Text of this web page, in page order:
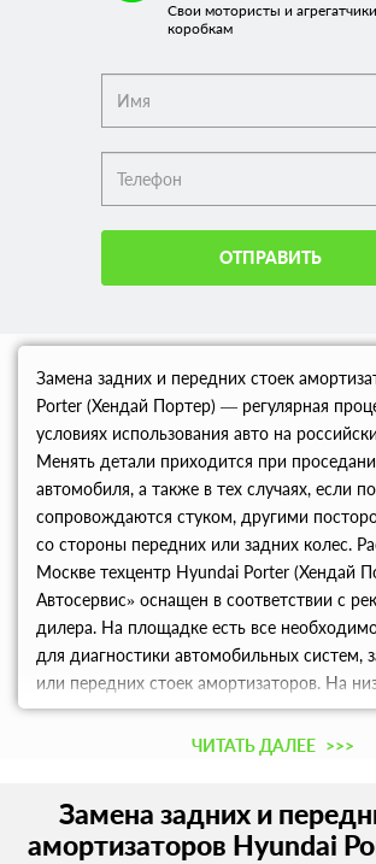
Свои мотористы и
коробкам
ОТПРАВИТЬ
Замена задних и передних стоек
Porter (Хендай Портер) — регулярная
условиях использования авто на
Менять детали приходится при
автомобиля, а также в тех случаях, если
сопровождаются стуком, другими
со стороны передних или задних колес.
Москве техцентр Hyundai Porter (Хендай
Автосервис» оснащен в соответствии с
дилера. На площадке есть все
для диагностики автомобильных систем,
или передних стоек амортизаторов. На
скидки может рассчитывать каждый
Забронируйте удобное время визита по
ЧИТАТЬ ДАЛЕЕ >>>
Замена задних и
амортизаторов Hyundai